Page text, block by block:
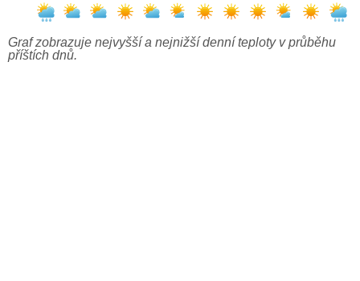
Graf zobrazuje nejvyšší a nejnižší denní teploty v průběhu
příštích dnů.